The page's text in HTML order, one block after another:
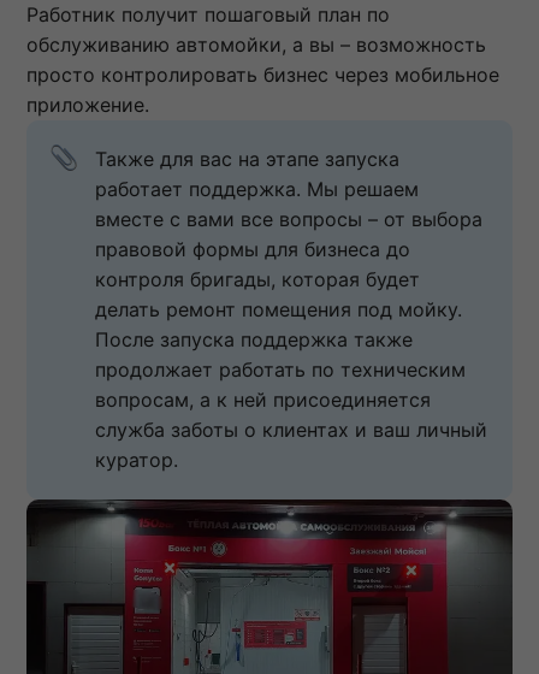
Работник получит пошаговый план по
обслуживанию автомойки, а вы – возможность
просто контролировать бизнес через мобильное
приложение.
Также для вас на этапе запуска
работает поддержка. Мы решаем
вместе с вами все вопросы – от выбора
правовой формы для бизнеса до
контроля бригады, которая будет
делать ремонт помещения под мойку.
После запуска поддержка также
продолжает работать по техническим
вопросам, а к ней присоединяется
служба заботы о клиентах и ваш личный
куратор.